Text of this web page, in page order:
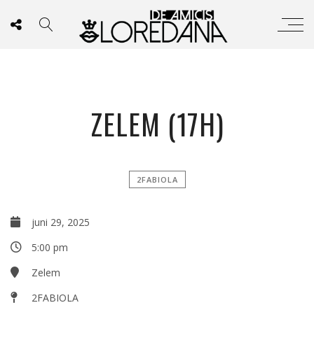
ZELEM (17H)
2FABIOLA
juni 29, 2025
5:00 pm
Zelem
2FABIOLA